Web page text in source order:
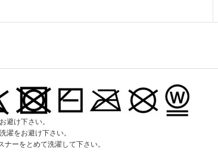
避け下さい。
濯をお避け下さい。
ナーをとめて洗濯して下さい。